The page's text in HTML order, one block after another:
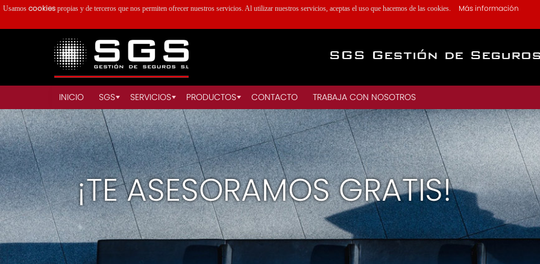
SGS Gestión de
INICIO SGS SERVICIOS PRODUCTOS CONTACTO TRABAJA CON NOSOTROS
¡TE ASESORAMOS GRATIS!
Usamos cookies propias y de terceros que nos permiten ofrecer nuestros servicios. Al utilizar nuestros servicios, aceptas el uso que hacemos de las cookies. Más información